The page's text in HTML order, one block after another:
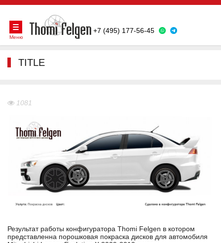
+7 (495) 177-56-45
Меню
TITLE
1081
Результат работы конфигуратора Thomi Felgen в котором
представленна порошковая покраска дисков для автомобиля